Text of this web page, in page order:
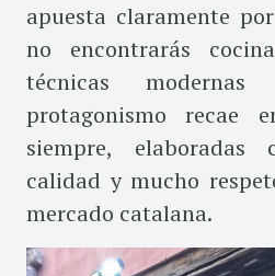
apuesta claramente
no encontrarás
técnicas modernas
protagonismo recae
siempre,
calidad y mucho
mercado catalana.